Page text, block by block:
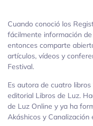
Cuando conoció los
fácilmente información
entonces comparte
artículos, vídeos y
Festival.
Es autora de cuatro
editorial Libros de Luz.
de Luz Online y ya ha
Akáshicos y